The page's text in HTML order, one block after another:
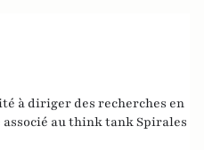
à diriger des recherches en
au think tank Spirales